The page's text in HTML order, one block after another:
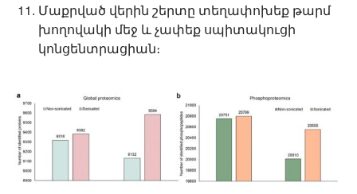
Մաքրված վերին շերտը տեղափոխեք թարմ
խողովակի մեջ և չափեք սպիտակուցի
կոնցենտրացիան։